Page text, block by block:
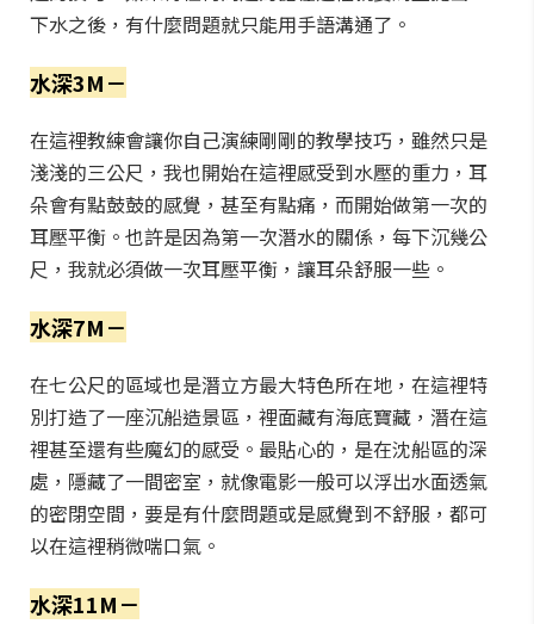
下水之後，有什麼問題就只能用手語溝通了。
水深3M－
在這裡教練會讓你自己演練剛剛的教學技巧，雖然只是
淺淺的三公尺，我也開始在這裡感受到水壓的重力，耳
朵會有點鼓鼓的感覺，甚至有點痛，而開始做第一次的
耳壓平衡。也許是因為第一次潛水的關係，每下沉幾公
尺，我就必須做一次耳壓平衡，讓耳朵舒服一些。
水深7M－
在七公尺的區域也是潛立方最大特色所在地，在這裡特
別打造了一座沉船造景區，裡面藏有海底寶藏，潛在這
裡甚至還有些魔幻的感受。最貼心的，是在沈船區的深
處，隱藏了一間密室，就像電影一般可以浮出水面透氣
的密閉空間，要是有什麼問題或是感覺到不舒服，都可
以在這裡稍微喘口氣。
水深11M－